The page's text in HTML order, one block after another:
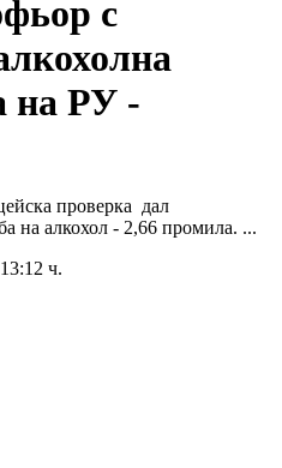
с
на РУ -
проверка дал
на алкохол - 2,66 промила. ...
ч.